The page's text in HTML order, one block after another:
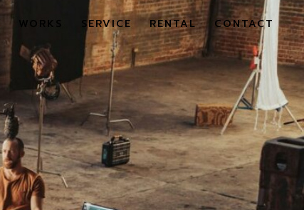
WORKS SERVICE RENTAL CONTACT